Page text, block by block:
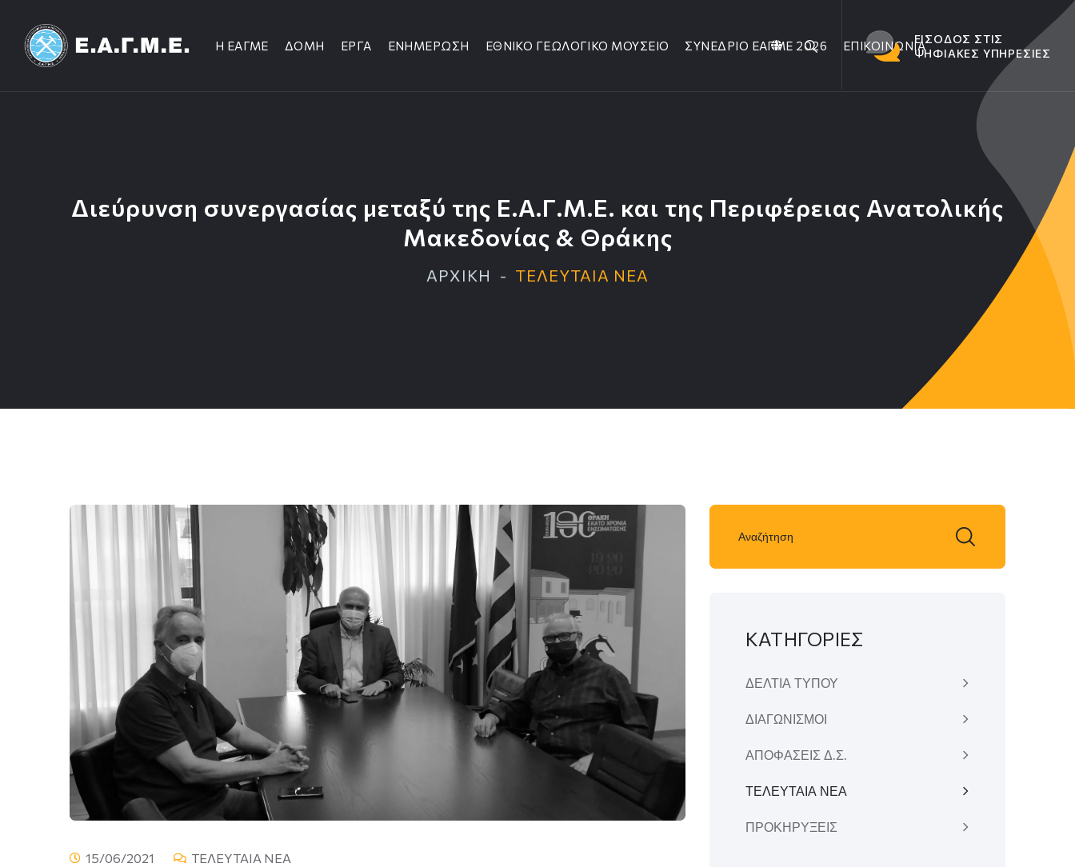
Η ΕΑΓΜΕ ΔΟΜΗ ΕΡΓΑ ΕΝΗΜΕΡΩΣΗ ΕΘΝΙΚΟ ΓΕΩΛΟΓΙΚΟ ΜΟΥΣΕΙΟ ΣΥΝΕΔΡΙΟ ΕΑΓΜΕ 2026 ΕΠΙΚΟΙΝΩΝΙΑΕΙΣΟΔΟΣ ΣΤΙΣ
ΨΗΦΙΑΚΕΣ ΥΠΗΡΕΣΙΕΣ
Διεύρυνση συνεργασίας μεταξύ της Ε.Α.Γ.Μ.Ε. και της Περιφέρειας Ανατολικής
Μακεδονίας & Θράκης
ΑΡΧΙΚΗ ΤΕΛΕΥΤΑΙΑ ΝΕΑ
15/06/2021 ΤΕΛΕΥΤΑΙΑ ΝΕΑ
ΚΑΤΗΓΟΡΙΕΣ
ΔΕΛΤΙΑ ΤΥΠΟΥ
ΔΙΑΓΩΝΙΣΜΟΙ
ΑΠΟΦΑΣΕΙΣ Δ.Σ.
ΤΕΛΕΥΤΑΙΑ ΝΕΑ
ΠΡΟΚΗΡΥΞΕΙΣ